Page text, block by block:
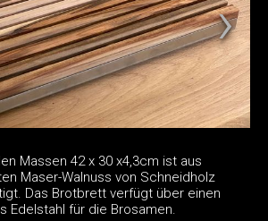
Massen 42 x 30 x4,3cm ist aus
Maser-Walnuss von Schneidholz
Das Brotbrett verfügt über einen
Edelstahl für die Brosamen.